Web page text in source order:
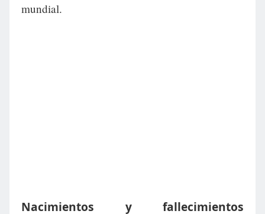
mundial.
Nacimientos y fallecimientos